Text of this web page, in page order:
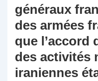
généraux
des armées
que l’accord
des activités
iraniennes